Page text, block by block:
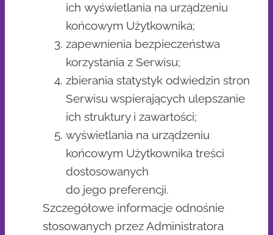
ich wyświetlania na urządzeniu
końcowym Użytkownika;
zapewnienia bezpieczeństwa
korzystania z Serwisu;
zbierania statystyk odwiedzin stron
Serwisu wspierających ulepszanie
ich struktury i zawartości;
wyświetlania na urządzeniu
końcowym Użytkownika treści
dostosowanych
do jego preferencji.
Szczegółowe informacje odnośnie
stosowanych przez Administratora